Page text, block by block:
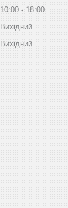
10:00
18:00
Вихідний
Вихідний